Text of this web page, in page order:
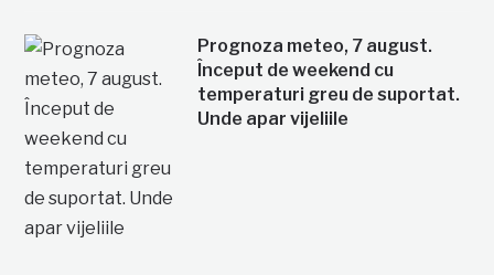
Prognoza meteo, 7 august.
Început de weekend cu
temperaturi greu de suportat.
Unde apar vijeliile